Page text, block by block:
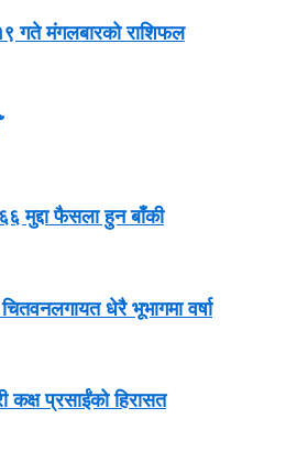
मंगलबारको राशिफल
मुद्दा फैसला हुन बाँकी
धेरै भूभागमा वर्षा
कक्ष प्रसाईंको हिरासत